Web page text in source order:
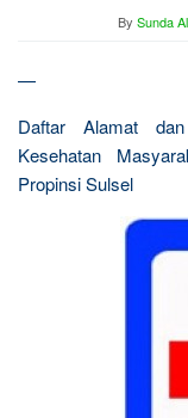
By Sunda
—
Daftar Alamat
Kesehatan
Propinsi Sulsel